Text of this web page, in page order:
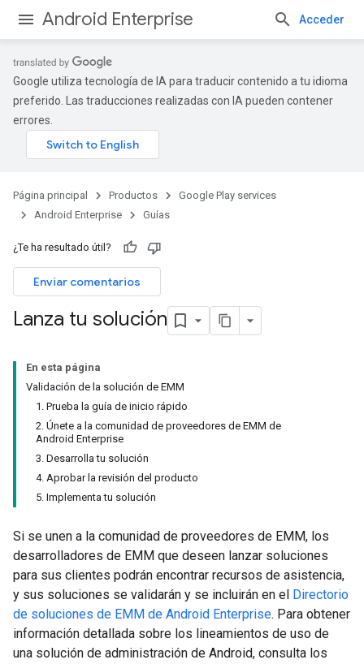
Android Enterprise Acceder
Google utiliza tecnología de IA para traducir contenido a tu idioma
preferido. Las traducciones realizadas con IA pueden contener
errores.
Página principal Productos
Google Play services
Android Enterprise
Guías
¿Te ha resultado útil?
Enviar comentarios
Lanza tu solución
En esta página
Validación de la solución de EMM
1. Prueba la guía de inicio rápido
2. Únete a la comunidad de proveedores de EMM de
Android Enterprise
3. Desarrolla tu solución
4. Aprobar la revisión del producto
5. Implementa tu solución
Si se unen a la comunidad de proveedores de EMM, los
desarrolladores de EMM que deseen lanzar soluciones
para sus clientes podrán encontrar recursos de asistencia,
y sus soluciones se validarán y se incluirán en el Directorio
de soluciones de EMM de Android Enterprise. Para obtener
información detallada sobre los lineamientos de uso de
una solución de administración de Android, consulta los